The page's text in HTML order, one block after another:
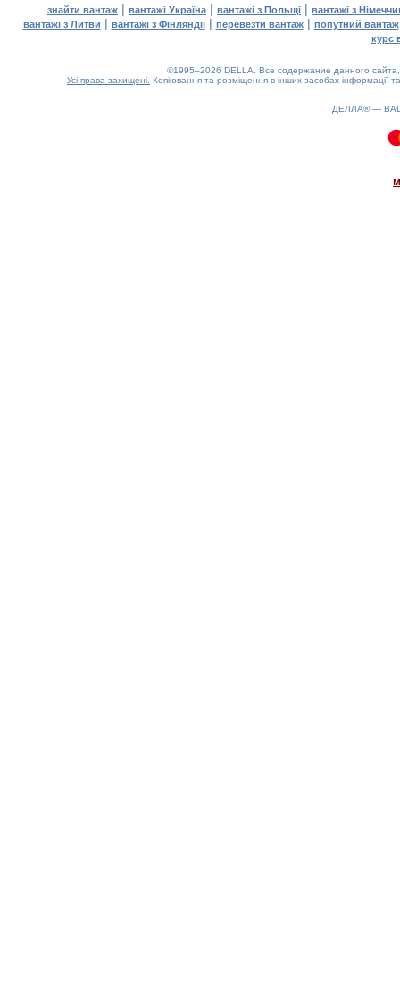
знайти вантаж | вантажі Україна | вантажі з Польщі | вантажі з
вантажі з Литви | вантажі з Фінляндії| перевезти вантаж| попутний вантаж
курс
©1995–2026 DELLA. Все содержание данного
Усі права захищені. Копіювання та розміщення в інших засобах інформації
ДЕЛЛА® —